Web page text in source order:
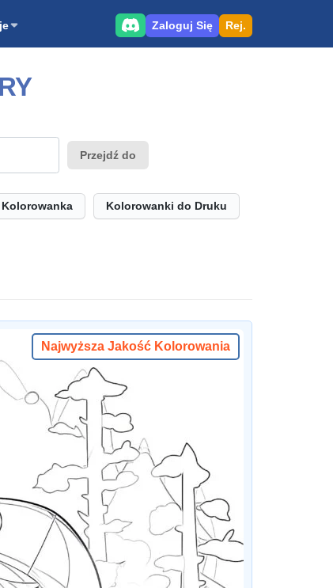
Zaloguj Się Rej.
Przejdź do
Kolorowanka Kolorowanki do Druku
Najwyższa Jakość Kolorowania